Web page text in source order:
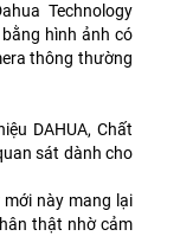
Technology
hình ảnh có
thông thường
DAHUA, Chất
sát dành cho
mới này mang lại
thật nhờ cảm